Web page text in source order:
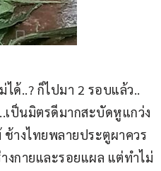
ด้..? ก็ไปมา 2 รอบแล้ว..
เป็นมิตรดีมากสะบัดหูแกว่ง
างไทยพลายประตูผาควร
งกายและรอยแผล แต่ทำไม่